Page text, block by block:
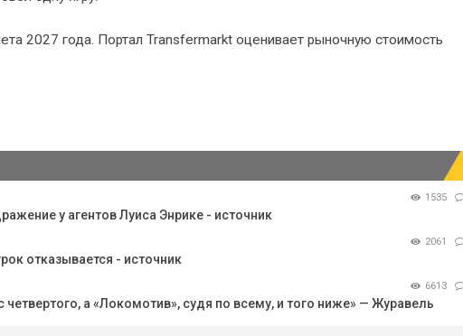
2027 года. Портал Transfermarkt оценивает рыночную стоимость
1535
у агентов Луиса Энрике - источник
2061
отказывается - источник
6613
а «Локомотив», судя по всему, и того ниже» — Журавель